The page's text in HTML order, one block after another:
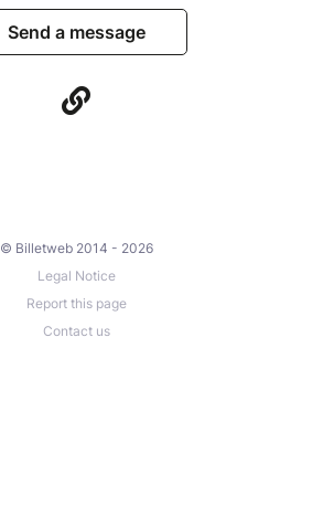
Send a message
© Billetweb 2014 - 2026
Legal Notice
Report this page
Contact us